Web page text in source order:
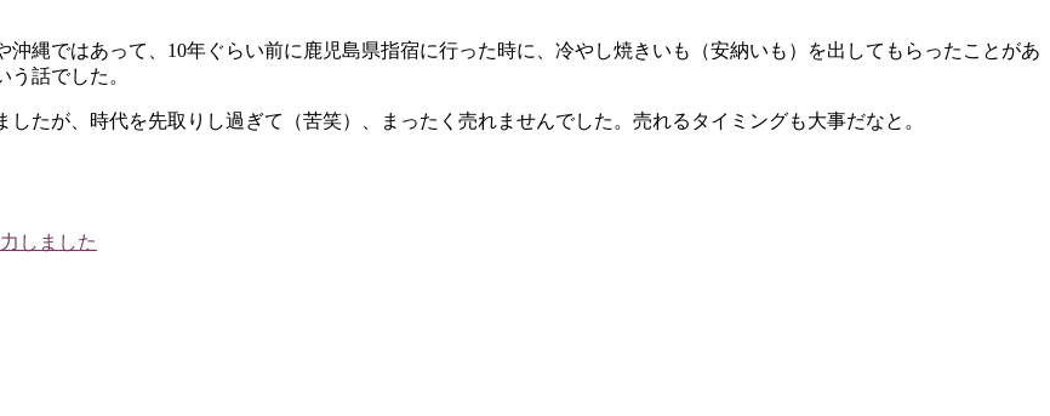
縄ではあって、10年ぐらい前に鹿児島県指宿に行った時に、冷やし焼きいも（安納いも）を出してもらったことがあ
話でした。
たが、時代を先取りし過ぎて（苦笑）、まったく売れませんでした。売れるタイミングも大事だなと。
しました